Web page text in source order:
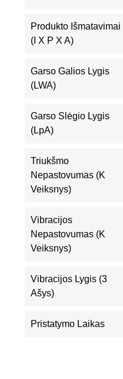
Produkto Išmatavimai
(I X P X A)
Garso Galios Lygis
(LWA)
Garso Slėgio Lygis
(LpA)
Triukšmo
Nepastovumas (K
Veiksnys)
Vibracijos
Nepastovumas (K
Veiksnys)
Vibracijos Lygis (3
Ašys)
Pristatymo Laikas